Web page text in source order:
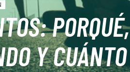
PORQUÉ,
Y CUÁNTO